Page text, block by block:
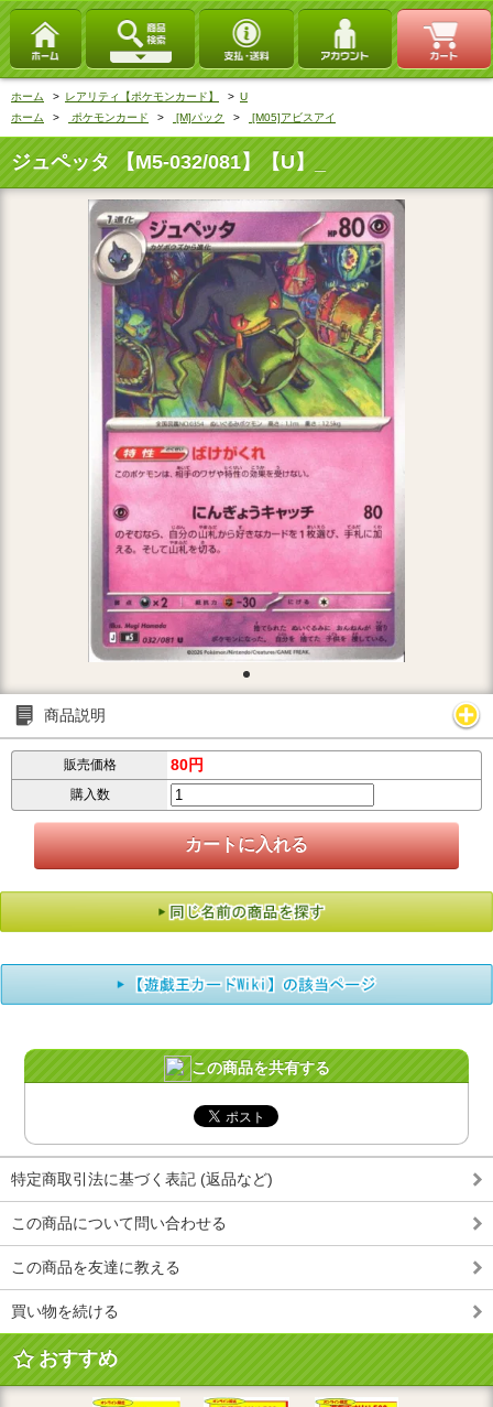
ホーム > レアリティ【ポケモンカード】 > U
ホーム
> ポケモンカード > [M]パック > [M05]アビスアイ
ジュペッタ 【M5-032/081】【U】_
商品説明
販売価格 80円
購入数
この商品を共有する
特定商取引法に基づく表記 (返品など)
この商品について問い合わせる
この商品を友達に教える
買い物を続ける
おすすめ